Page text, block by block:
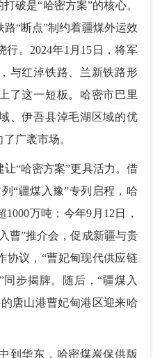
破是“哈密方案”的核心。
“断点”制约着疆煤外运效
。2024年1月15日，将军
与红淖铁路、兰新铁路形
了这一短板。哈密市巴里
、伊吾县淖毛湖区域的优
广袤市场。
“哈密方案”更具活力。借
“疆煤入豫”专列启程，哈
万吨；今年9月12日，
曹”推介会，促成新疆与贵
协议，“曹妃甸现代供应链
步揭牌。随后，“疆煤入
唐山港曹妃甸港区迎来哈
华东，哈密煤炭保供版